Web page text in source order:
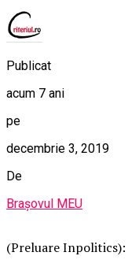
Publicat
acum 7 ani
pe
decembrie 3, 2019
De
Brașovul MEU
(Preluare Inpolitics):